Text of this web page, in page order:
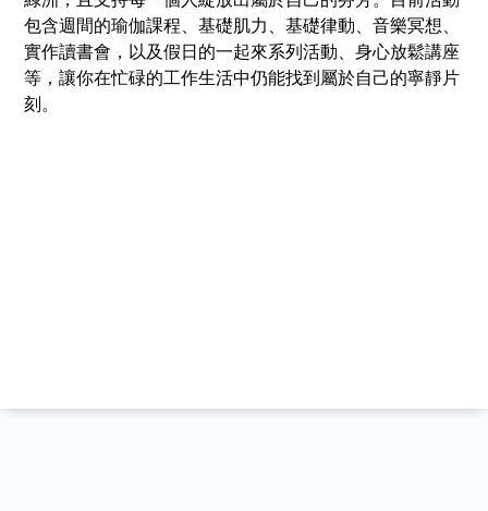
包含週間的瑜伽課程、基礎肌力、基礎律動、音樂冥想、
實作讀書會，以及假日的一起來系列活動、身心放鬆講座
等，讓你在忙碌的工作生活中仍能找到屬於自己的寧靜片
刻。